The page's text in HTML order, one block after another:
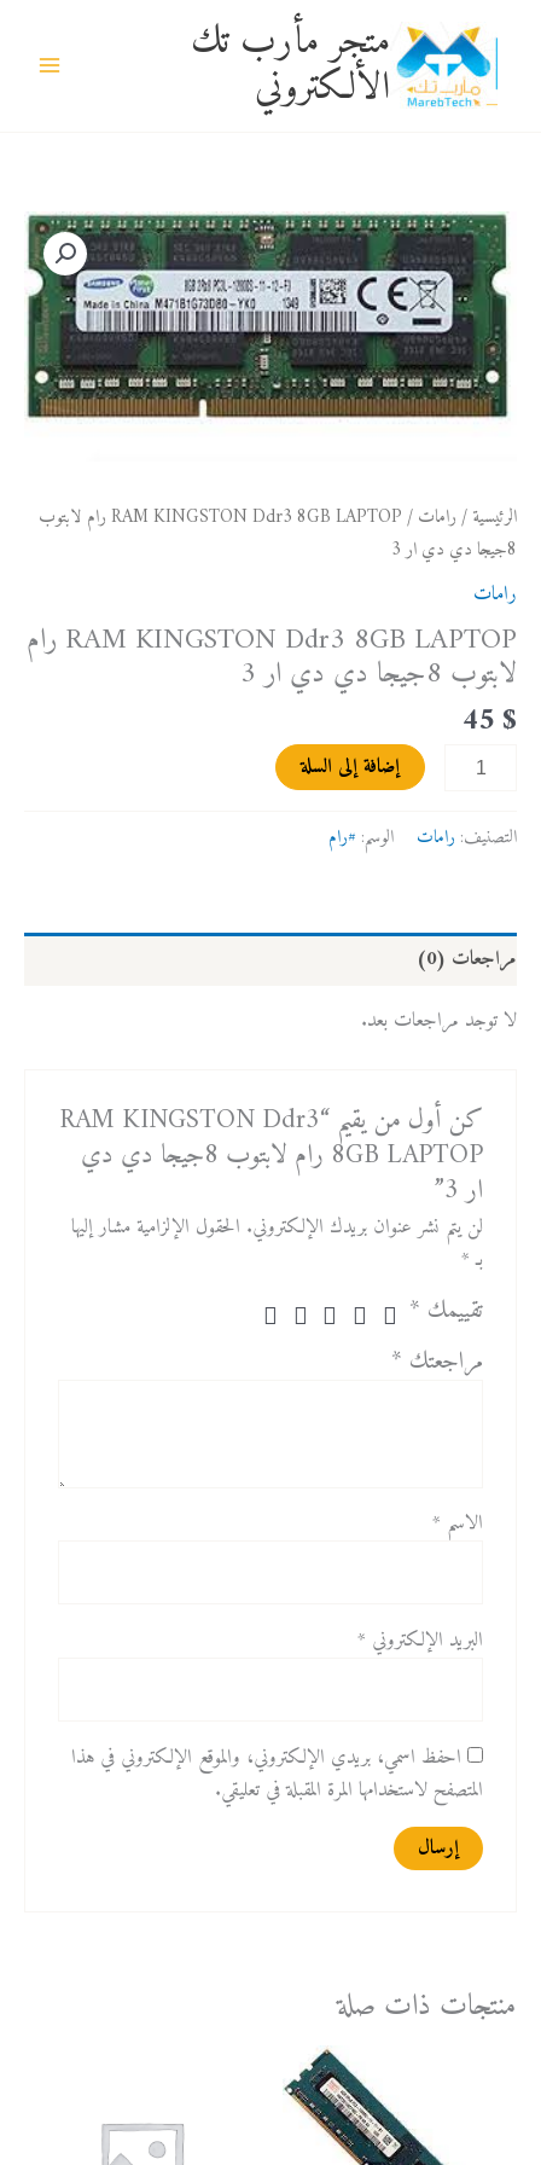
المحتوى
متجر مأرب تك
الألكتروني
الرئيسية/رامات
/ RAM KINGSTON Ddr3 8GB LAPTOP رام لابتوب
8جيجا دي دي ار 3
رامات
RAM KINGSTON Ddr3 8GB LAPTOP رام
لابتوب 8جيجا دي دي ار 3
45$
كمية
RAM
KINGSTON
Ddr3
8GB
LAPTOP
رام
دي
دي
ار
إضافة إلى السلة
التصنيف: رامات الوسم: #رام
مراجعات (0)
لا توجد مراجعات بعد.
كن أول من يقيم “RAM KINGSTON Ddr3
8GB LAPTOP رام لابتوب 8جيجا دي دي
ار 3”
لن يتم نشر عنوان بريدك الإلكتروني. الحقول الإلزامية مشار إليها
بـ*
تقييمك *
مراجعتك *
الاسم *
البريد الإلكتروني *
احفظ اسمي، بريدي الإلكتروني، والموقع الإلكتروني في هذا
المتصفح لاستخدامها المرة المقبلة في تعليقي.
منتجات ذات صلة